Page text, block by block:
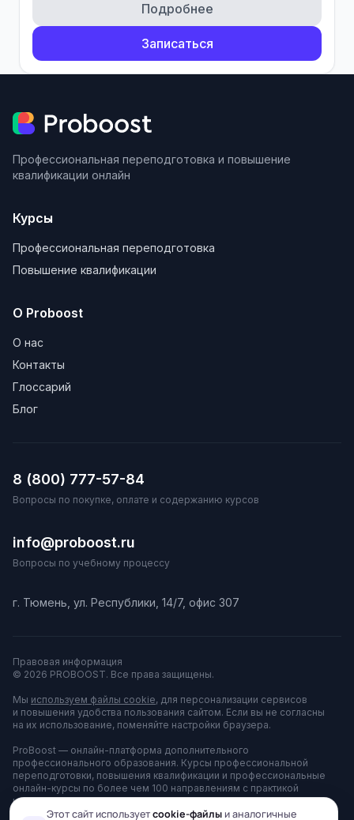
Подробнее
Записаться
Профессиональная переподготовка и повышение
квалификации онлайн
Курсы
Профессиональная переподготовка
Повышение квалификации
О Proboost
О нас
Контакты
Глоссарий
Блог
8 (800) 777-57-84
Вопросы по покупке, оплате и содержанию курсов
info@proboost.ru
Вопросы по учебному процессу
г. Тюмень, ул. Республики, 14/7, офис 307
Правовая информация
© 2026 PROBOOST. Все права защищены.
Мы используем файлы cookie, для персонализации сервисов
и повышения удобства пользования сайтом. Если вы не согласны
на их использование, поменяйте настройки браузера.
ProBoost — онлайн-платформа дополнительного
профессионального образования. Курсы профессиональной
переподготовки, повышения квалификации и профессиональные
онлайн-курсы по более чем 100 направлениям с практикой
на тренажёрах. Платформа принадлежит АНО ДПО «ЦППК»
и используется для оказания образовательных услуг.
Этот сайт используетcookie-файлы и аналогичные